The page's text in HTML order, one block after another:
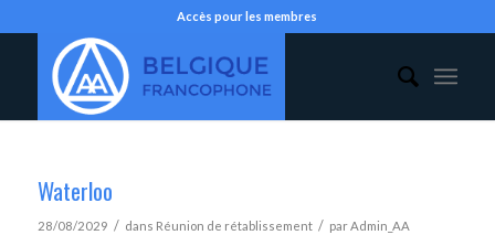
Accès pour les membres
Waterloo
28/08/2029 / dans Réunion de rétablissement / parAdmin_AA